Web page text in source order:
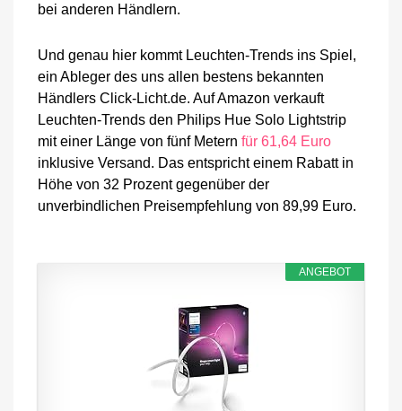
bei anderen Händlern.
Und genau hier kommt Leuchten-Trends ins Spiel,
ein Ableger des uns allen bestens bekannten
Händlers Click-Licht.de. Auf Amazon verkauft
Leuchten-Trends den Philips Hue Solo Lightstrip
mit einer Länge von fünf Metern für 61,64 Euro
inklusive Versand. Das entspricht einem Rabatt in
Höhe von 32 Prozent gegenüber der
unverbindlichen Preisempfehlung von 89,99 Euro.
ANGEBOT